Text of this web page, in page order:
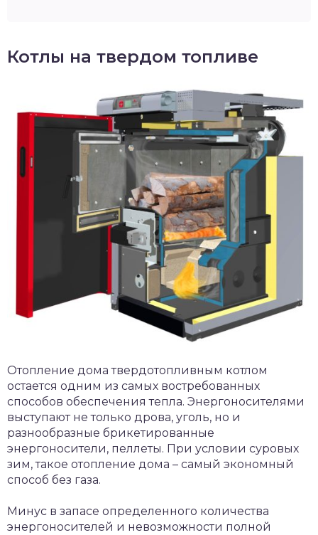
Котлы на твердом топливе
Отопление дома твердотопливным котлом
остается одним из самых востребованных
способов обеспечения тепла. Энергоносителями
выступают не только дрова, уголь, но и
разнообразные брикетированные
энергоносители, пеллеты. При условии суровых
зим, такое отопление дома – самый экономный
способ без газа.
Минус в запасе определенного количества
энергоносителей и невозможности полной